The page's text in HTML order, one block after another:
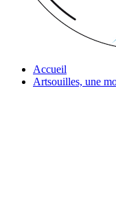
Accueil
Artsouilles, une